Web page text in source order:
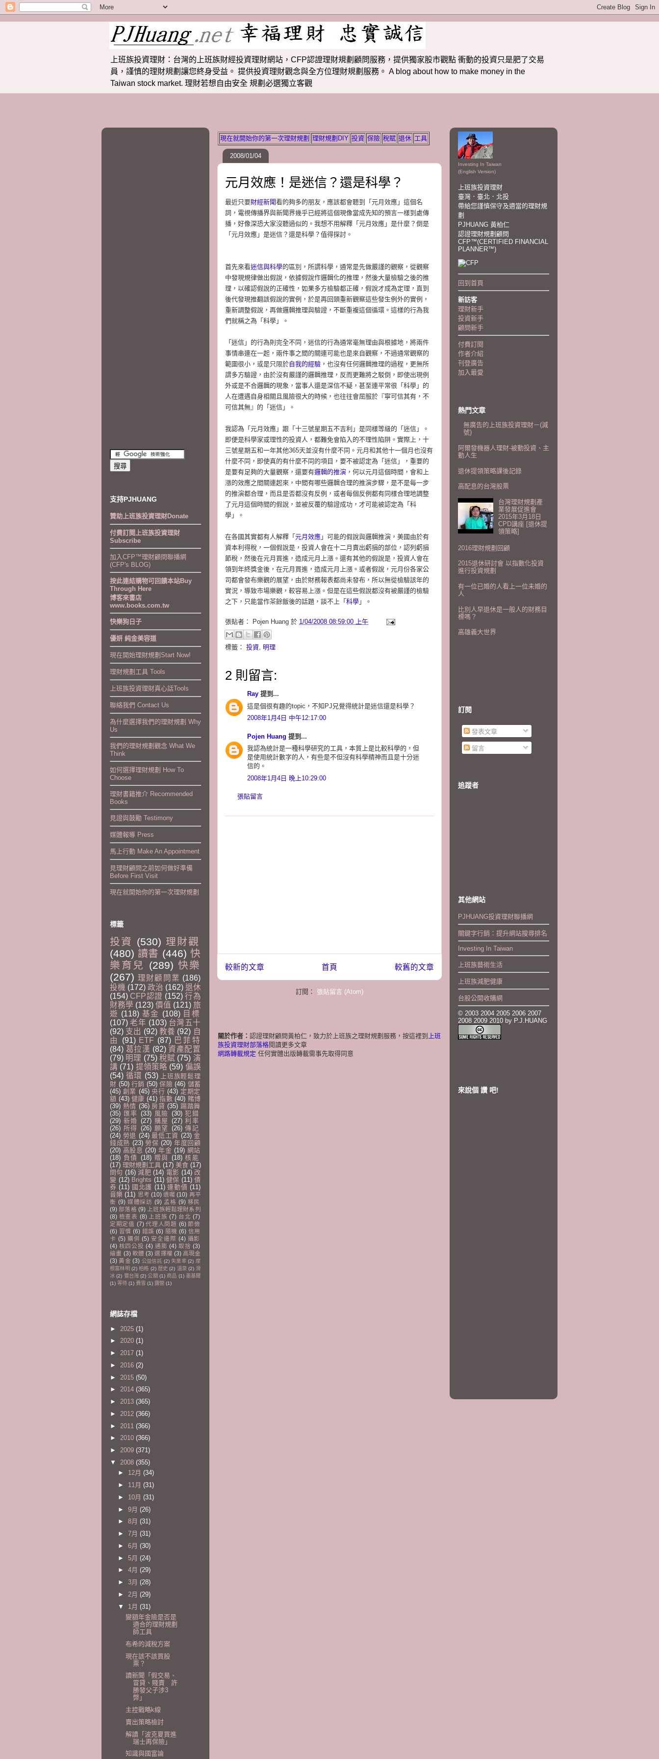
上班族投資理財：台灣的上班族財經投資理財網站，CFP認證理財規劃顧問服務，提供獨家股市觀點 衝動的投資只是肥了交易
員，謹慎的理財規劃讓您終身受益。 提供投資理財觀念與全方位理財規劃服務。 A blog about how to make money in the
Taiwan stock market. 理財若想自由安全 規劃必選獨立客觀
現在就開始你的第一次理財規劃 理財規劃DIY 投資 保險 稅賦 退休 工具
2008/01/04
元月效應！是迷信？還是科學？
最近只要財經新聞看的夠多的朋友，應該都會聽到「元月效應」這個名
詞，電視傳播界與新聞界幾乎已經將這個現像當成先知的預言一樣到處傳
播，好像深恐大家沒聽過似的。我想不用解釋「元月效應」是什麼？倒是
「元月效應」是迷信？還是科學？值得探討。
首先來看迷信與科學的區別，所謂科學，通常是先做嚴謹的觀察，從觀察
中發現規律做出假說，依據假說作邏輯化的推理，然後大量檢驗之後的推
理，以確認假說的正確性，如果多方檢驗都正確，假說才成為定理，直到
後代發現推翻該假說的實例，於是再回頭重新觀察這些發生例外的實例，
重新調整假說，再做邏輯推理與驗證，不斷重複這個循環。這樣的行為我
們就稱之為「科學」。
「迷信」的行為則完全不同，迷信的行為通常毫無理由與根據地，將兩件
事情串連在一起，兩件事之間的關連可能也是來自觀察，不過通常觀察的
範圍很小，或是只限於自我的經驗 ，也沒有任何邏輯推理的過程，更無所
謂多方驗證，由於沒有嚴謹的邏輯推理，反而更難將之駁倒，即使出現例
外或是不合邏輯的現象，當事人還是深信不疑，甚至連平常很「科學」的
人在遭遇自身相關且風險很大的時候，也往往會屈服於『寧可信其有，不
可信其無』的「迷信」。
我認為「元月效應」跟「十三號星期五不吉利」是同樣等級的「迷信」。
即便是科學家或理性的投資人，都難免會陷入的不理性陷阱。實際上，十
三號星期五和一年其他365天並沒有什麼不同。元月和其他十一個月也沒有
什麼不同，即使真的有什麼不同的項目，要不被認定為「迷信」，重要的
是要有足夠的大量觀察，還要有邏輯的推演 ，何以元月這個時間，會和上
漲的效應之間關連起來，中間有哪些邏輯合理的推演步驟，是不是每一步
的推演都合理，而且是否都沒有反例，或者每個反例都有同樣合理地調整
了元月這個時間的假說，並被反覆的驗證成功，才可能被認定為「科
學」。
在各國其實都有人解釋「 元月效應 」可能的假說與邏輯推演，美國由於有
資本利得稅，一個假說是，投資人會在十二月賣出虧損的部位，認列虧損
節稅，然後在元月買進，造成元月上漲。還有其他的假說是，投資人會在
領到年終獎金後，在元月買進，造成元月上漲。或者假說，元月份各家公
司都會發布樂觀的展望，由於財務報表都尚未發布，所以無從檢驗該年的
實況，導致市場樂觀，較容易上漲。但是在這些假說都沒有被嚴謹的檢驗
之下，只能當作茶餘飯後的話題，談不上「 科學 」。
張貼者： Pojen Huang 於 1/04/2008 08:59:00 上午
標籤： 投資, 明理
2 則留言:
Ray 提到...
這是個很有趣的topic，不知PJ兄覺得統計是迷信還是科學？
2008年1月4日 中午12:17:00
Pojen Huang 提到...
我認為統計是一種科學研究的工具，本質上是比較科學的，但
是使用統計數字的人，有些是不但沒有科學精神而且是十分迷
信的。
2008年1月4日 晚上10:29:00
張貼留言
較新的文章 較舊的文章
首頁
訂閱： 張貼留言 (Atom)
關於作者： 認證理財顧問黃柏仁，致力於上班族之理財規劃服務，按這裡到 上班
族投資理財部落格閱讀更多文章
網路轉載規定 任何實體出版轉載需事先取得同意
支持PJHUANG
贊助上班族投資理財Donate
付費訂閱上班族投資理財
Subscribe
加入CFP™理財顧問聯播網
(CFP's BLOG)
按此連結購物可回饋本站Buy
Through Here
博客來書店
www.books.com.tw
快樂狗日子
優妍 純金美容道
現在開始理財規劃Start Now!
理財規劃工具 Tools
上班族投資理財真心話Tools
聯絡我們 Contact Us
為什麼選擇我們的理財規劃 Why
Us
我們的理財規劃觀念 What We
Think
如何選擇理財規劃 How To
Choose
理財書籍推介 Recommended
Books
見證與鼓勵 Testimony
媒體報導 Press
馬上行動 Make An Appointment
見理財顧問之前如何做好準備
Before First Visit
現在就開始你的第一次理財規劃
標籤
投資 (530) 理財觀
(480) 讀書 (446) 快
樂育兒
(289) 快樂
(267) 理財顧問業 (186)
投機 (172) 政治 (162) 退休
(154) CFP認證 (152) 行為
財務學 (123) 價值 (121) 旅
遊 (118) 基金 (108) 目標
(107) 老年 (103) 台灣五十
(92) 支出 (92) 教養 (92) 自
由
(91) ETF (87) 巴菲特
(84) 葛拉漢 (82) 資產配置
(79) 明理 (75) 稅賦 (75) 演
講 (71) 提領策略 (59) 偏誤
(54) 循環 (53)
上班族輕鬆理
財 (50) 行銷 (50) 保險 (46) 儲蓄
(45) 創業 (45) 央行 (43) 定期定
額 (43) 健康 (41) 指數 (40) 賭博
(39) 熱情 (36) 房貸 (35) 踢踏舞
(35) 匯率 (33) 風險 (30) 犯錯
(29) 新婚 (27) 購屋 (27) 利率
(26) 所得 (26) 願望 (26) 傳記
(24) 勞退 (24) 最低工資 (23) 金
錢成熟 (23) 勞保 (20) 年度回顧
(20) 高股息 (20) 年金 (19) 網站
(18) 負債 (18) 贈與 (18) 核能
(17) 理財規劃工具 (17) 美食 (17)
問句 (16) 減肥 (14) 電影 (14) 改
變 (12) Brights (11) 健保 (11) 債
券 (11) 國北護 (11) 連動債 (11)
音樂 (11) 思考 (10) 遺囑 (10) 再平
衡 (9) 媒體採訪 (9) 孟格 (9) 移民
(9) 部落格 (9)
上班族輕鬆理財系列
(8) 檢查表 (8) 上班族 (7) 台北 (7)
定期定值 (7) 代理人問題 (6) 節儉
(6) 習慣 (6) 錯誤 (6) 隨機 (6) 信用
卡 (5) 購併 (5) 安全邊際 (4) 攝影
(4) 核四公投 (4) 通膨 (4) 取捨 (3)
繪畫 (3) 軟體 (3) 選擇權 (3) 高現金
(3) 黃金 (3) 公益信託 (2) 失業率 (2) 摩
根富林明 (2) 柏格 (2) 歷史 (2) 溫泉 (2) 滑
冰 (2) 豐台灣 (2) 公關 (1) 商品 (1) 墨基爾
(1) 等待 (1) 費雪 (1) 露營 (1)
網誌存檔
► 2025 (1)
► 2020 (1)
► 2017 (1)
► 2016 (2)
► 2015 (50)
► 2014 (365)
► 2013 (365)
► 2012 (366)
► 2011 (366)
► 2010 (366)
► 2009 (371)
▼ 2008 (355)
► 12月 (34)
► 11月 (31)
► 10月 (31)
► 9月 (26)
► 8月 (31)
► 7月 (31)
► 6月 (30)
► 5月 (24)
► 4月 (29)
► 3月 (28)
► 2月 (29)
▼ 1月 (31)
變額年金險是否是
適合的理財規劃
師工具
布希的減稅方案
現在該不該買股
票？
讀新聞「假交易、
冒貸、賤賣 許
勝發父子涉3
弊」
主控戰略k線
賣出策略檢討
解讀「波克夏買進
瑞士再保險」
知識與國富論
Investing In Taiwan
(English Version)
上班族投資理財
臺灣．臺北．北投
帶給您謹慎保守及適當的理財規
劃
PJHUANG 黃柏仁
認證理財規劃顧問
CFP™(CERTIFIED FINANCIAL
PLANNER™)
回到首頁
新訪客
理財新手
投資新手
顧問新手
付費訂閱
作者介紹
刊登廣告
加入最愛
熱門文章
無廣告的上班族投資理財－(減
號)
阿爾發機器人理財-被動投資、主
動人生
退休提領策略課後記錄
高配息的台灣股票
台灣理財規劃產
業發展促進會
2015年3月18日
CPD講座 [退休提
領策略]
2016理財規劃回顧
2015退休研討會 以指數化投資
進行投資規劃
有一位已婚的人看上一位未婚的
人
比別人早退休是一般人的財務目
標嗎？
高雄義大世界
訂閱
發表文章
留言
追蹤者
其他網站
PJHUANG投資理財聯播網
關鍵字行銷：提升網站搜尋排名
Investing In Taiwan
上班族藝術生活
上班族減肥健康
台股公開收購網
© 2003 2004 2005 2006 2007
2008 2009 2010 by P.J.HUANG
來說個 讚 吧!